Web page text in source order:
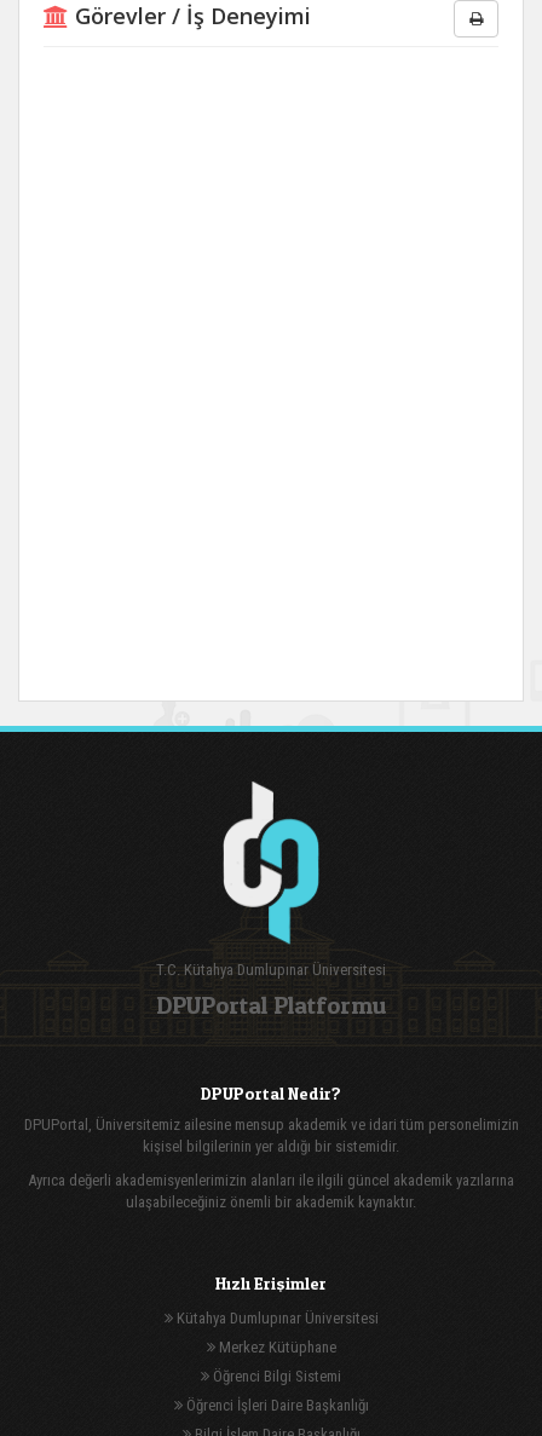
Görevler / İş Deneyimi
T.C. Kütahya Dumlupınar Üniversitesi
DPUPortal Platformu
DPUPortal Nedir?
DPUPortal, Üniversitemiz ailesine mensup akademik ve idari tüm personelimizin
kişisel bilgilerinin yer aldığı bir sistemidir.
Ayrıca değerli akademisyenlerimizin alanları ile ilgili güncel akademik yazılarına
ulaşabileceğiniz önemli bir akademik kaynaktır.
Hızlı Erişimler
Kütahya Dumlupınar Üniversitesi
Merkez Kütüphane
Öğrenci Bilgi Sistemi
Öğrenci İşleri Daire Başkanlığı